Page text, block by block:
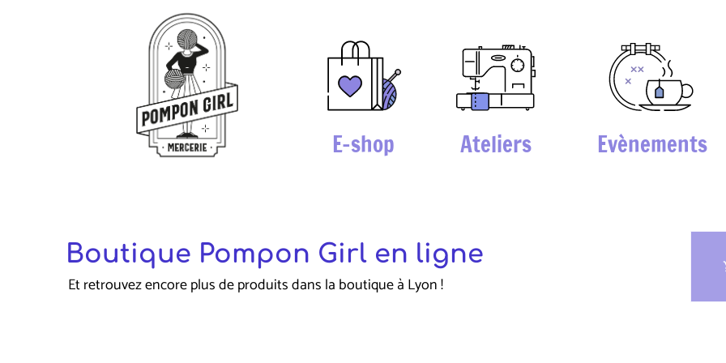
E-shop Ateliers Evènements
Boutique Pompon Girl en ligne
Et retrouvez encore plus de produits dans la boutique à Lyon !